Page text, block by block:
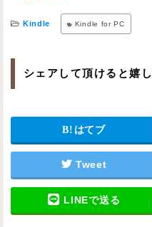
Kindle Kindle for PC
シェアして頂けると嬉
はてブ
Tweet
LINEで送る